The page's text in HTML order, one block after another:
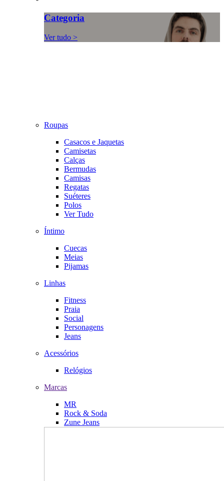
Categoria
Ver tudo >
Roupas
Casacos e Jaquetas
Camisetas
Calças
Bermudas
Camisas
Regatas
Suéteres
Polos
Ver Tudo
Íntimo
Cuecas
Meias
Pijamas
Linhas
Fitness
Praia
Social
Personagens
Jeans
Acessórios
Relógios
Marcas
MR
Rock & Soda
Zune Jeans